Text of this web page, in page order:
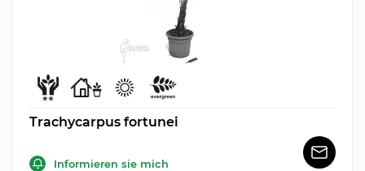
Trachycarpus fortunei
Informieren sie mich